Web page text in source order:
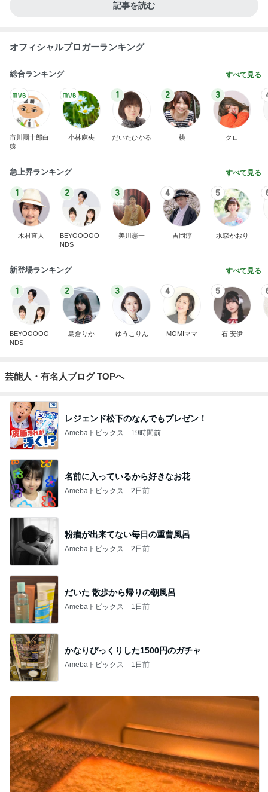
記事を読む
オフィシャルブロガーランキング
総合ランキング すべて見る
市川團十郎白
猿
小林麻央
1
だいたひかる
2
桃
3
クロ
急上昇ランキング すべて見る
1
木村直人
2
BEYOOOOO
NDS
3
美川憲一
4
吉岡淳
5
水森かおり
新登場ランキング すべて見る
1
BEYOOOOO
NDS
2
島倉りか
3
ゆうこりん
4
MOMIママ
5
石 安伊
芸能人・有名人ブログ TOPへ
レジェンド松下のなんでもプレゼン！
Amebaトピックス 19時間前
名前に入っているから好きなお花
Amebaトピックス 2日前
粉瘤が出来てない毎日の重曹風呂
Amebaトピックス 2日前
だいた 散歩から帰りの朝風呂
Amebaトピックス 1日前
かなりびっくりした1500円のガチャ
Amebaトピックス 1日前